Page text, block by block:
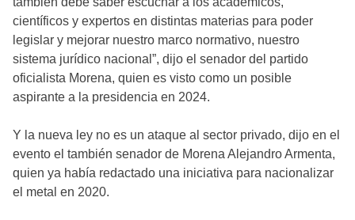
científicos y expertos en distintas materias para poder
legislar y mejorar nuestro marco normativo, nuestro
sistema jurídico nacional”, dijo el senador del partido
oficialista Morena, quien es visto como un posible
aspirante a la presidencia en 2024.
Y la nueva ley no es un ataque al sector privado, dijo en el
evento el también senador de Morena Alejandro Armenta,
quien ya había redactado una iniciativa para nacionalizar
el metal en 2020.